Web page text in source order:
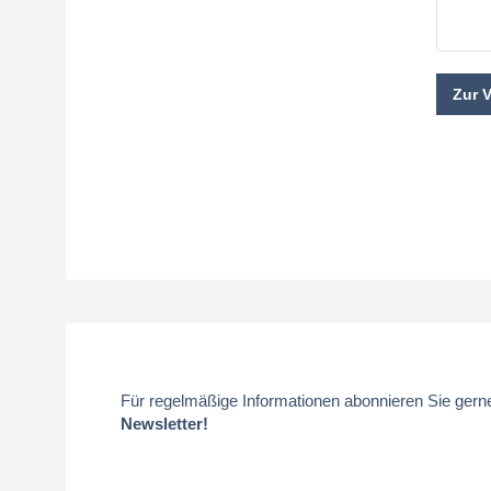
Zur
Für regelmäßige Informationen abonnieren Sie
Newsletter!